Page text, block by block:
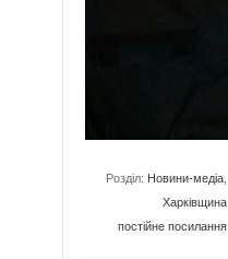
Розділ: Новини-медіа
Харківщина
постійне посилання